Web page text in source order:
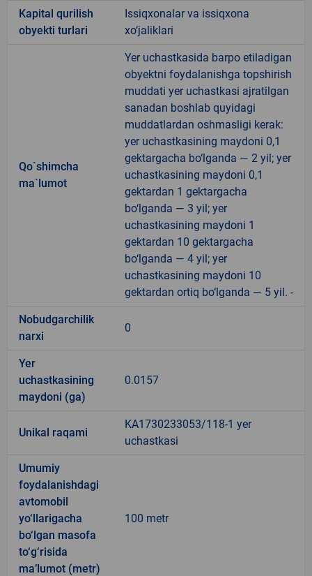
Kapital qurilish
obyekti turlari
Issiqxonalar va issiqxona
xo‘jaliklari
Qo`shimcha
ma`lumot
Yer uchastkasida barpo etiladigan
obyektni foydalanishga topshirish
muddati yer uchastkasi ajratilgan
sanadan boshlab quyidagi
muddatlardan oshmasligi kerak:
yer uchastkasining maydoni 0,1
gektargacha bo‘lganda — 2 yil; yer
uchastkasining maydoni 0,1
gektardan 1 gektargacha
bo‘lganda — 3 yil; yer
uchastkasining maydoni 1
gektardan 10 gektargacha
bo‘lganda — 4 yil; yer
uchastkasining maydoni 10
gektardan ortiq bo‘lganda — 5 yil. -
Nobudgarchilik
narxi
0
Yer
uchastkasining
maydoni (ga)
0.0157
Unikal raqami
KA1730233053/118-1 yer
uchastkasi
Umumiy
foydalanishdagi
avtomobil
yo‘llarigacha
bo‘lgan masofa
to‘g‘risida
ma’lumot (metr)
100 metr